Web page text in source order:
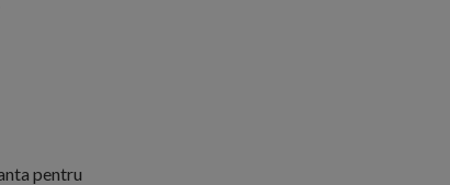
pentru